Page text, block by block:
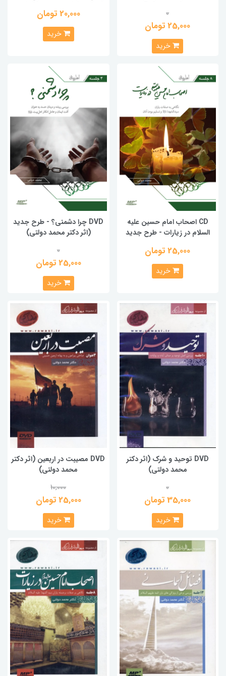
0
25,000 تومان
خرید
20,000 تومان
خرید
CD اصحاب امام حسین علیه
السلام در زیارات - طرح جدید
25,000 تومان
خرید
DVD چرا دشمنی؟ - طرح جدید
(اثر دکتر محمد دولتی)
0
25,000 تومان
خرید
DVD توحید و شرک (اثر دکتر
محمد دولتی)
0
35,000 تومان
خرید
DVD مصیبت در اربعین (اثر دکتر
محمد دولتی)
10,000
25,000 تومان
خرید